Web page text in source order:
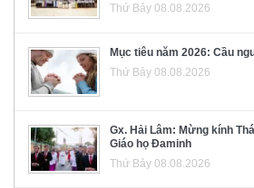
Thứ Bảy 08.08.2026
Mục tiêu năm 2026: Cầu
Thứ Bảy 08.08.2026
Gx. Hải Lâm: Mừng kính
Giáo họ Đaminh
Thứ Bảy 08.08.2026